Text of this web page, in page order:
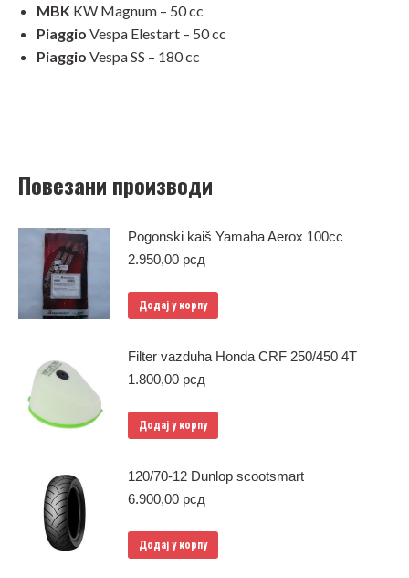
MBK KW Magnum – 50 cc
Piaggio Vespa Elestart – 50 cc
Piaggio Vespa SS – 180 cc
Повезани производи
Pogonski kaiš Yamaha Aerox 100cc
2.950,00 рсд
Додај у корпу
Filter vazduha Honda CRF 250/450 4T
1.800,00 рсд
Додај у корпу
120/70-12 Dunlop scootsmart
6.900,00 рсд
Додај у корпу